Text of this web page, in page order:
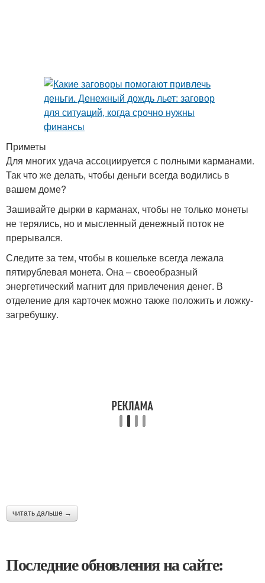
Приметы
Для многих удача ассоциируется с полными карманами.
Так что же делать, чтобы деньги всегда водились в
вашем доме?
Зашивайте дырки в карманах, чтобы не только монеты
не терялись, но и мысленный денежный поток не
прерывался.
Следите за тем, чтобы в кошельке всегда лежала
пятирублевая монета. Она – своеобразный
энергетический магнит для привлечения денег. В
отделение для карточек можно также положить и ложку-
загребушку.
читать дальше →
Последние обновления на сайте: